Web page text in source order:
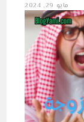
مايو 29, 2024